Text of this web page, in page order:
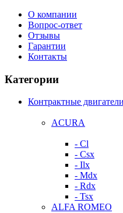
О компании
Вопрос-ответ
Отзывы
Гарантии
Контакты
Категории
Контрактные двигатели
ACURA
- Cl
- Csx
- Ilx
- Mdx
- Rdx
- Tsx
ALFA ROMEO